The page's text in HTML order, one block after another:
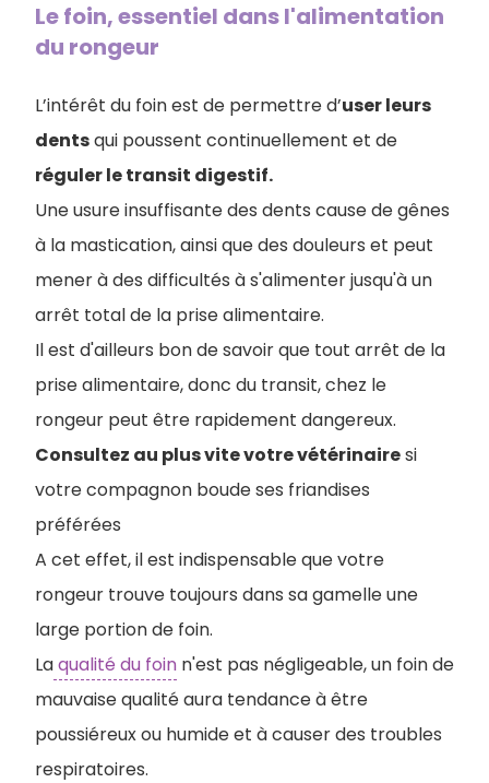
Le foin, essentiel dans l'alimentation
du rongeur
L’intérêt du foin est de permettre d’user leurs
dentsqui poussent continuellement et de
réguler le transit digestif.
Une usure insuffisante des dents cause de gênes
à la mastication, ainsi que des douleurs et peut
mener à des difficultés à s'alimenter jusqu'à un
arrêt total de la prise alimentaire.
Il est d'ailleurs bon de savoir que tout arrêt de la
prise alimentaire, donc du transit, chez le
rongeur peut être rapidement dangereux.
Consultez au plus vite votre vétérinairesi
votre compagnon boude ses friandises
préférées
A cet effet, il est indispensable que votre
rongeur trouve toujours dans sa gamelle une
large portion de foin.
Laqualité du foin n'est pas négligeable, un foin de
mauvaise qualité aura tendance à être
poussiéreux ou humide et à causer des troubles
respiratoires.